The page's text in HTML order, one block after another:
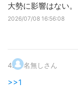
大勢に影響はない。
2026/07/08 16:56:08
4. 名無しさん
>>1